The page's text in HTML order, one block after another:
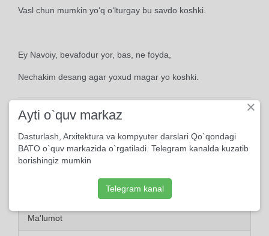
Vasl chun mumkin yo‘q o‘lturgay bu savdo koshki.
Ey Navoiy, bevafodur yor, bas, ne foyda,
Nechakim desang agar yoxud magar yo koshki.
Ma'lumot
×
Ayti o`quv markaz
Dasturlash, Arxitektura va kompyuter darslari Qo`qondagi
BATO o`quv markazida o`rgatiladi. Telegram kanalda kuzatib
borishingiz mumkin
Telegram kanal